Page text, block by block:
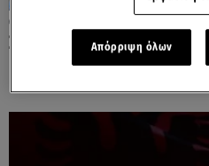
Στο προεδρικό μέγαρο
Κυριάκος Μητσοτάκης
Απόρριψη όλων